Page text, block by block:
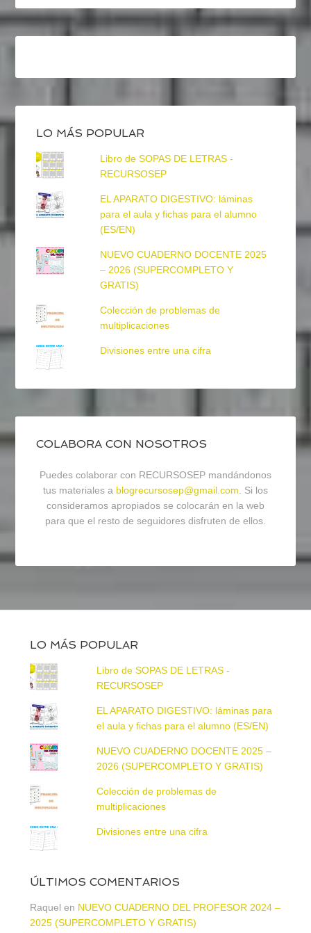
LO MÁS POPULAR
Libro de SOPAS DE LETRAS -
RECURSOSEP
EL APARATO DIGESTIVO: láminas
para el aula y fichas para el alumno
(ES/EN)
NUEVO CUADERNO DOCENTE 2025
– 2026 (SUPERCOMPLETO Y
GRATIS)
Colección de problemas de
multiplicaciones
Divisiones entre una cifra
COLABORA CON NOSOTROS
Puedes colaborar con RECURSOSEP mandándonos
tus materiales a blogrecursosep@gmail.com. Si los
consideramos apropiados se colocarán en la web
para que el resto de seguidores disfruten de ellos.
LO MÁS POPULAR
Libro de SOPAS DE LETRAS -
RECURSOSEP
EL APARATO DIGESTIVO: láminas para
el aula y fichas para el alumno (ES/EN)
NUEVO CUADERNO DOCENTE 2025 –
2026 (SUPERCOMPLETO Y GRATIS)
Colección de problemas de
multiplicaciones
Divisiones entre una cifra
ÚLTIMOS COMENTARIOS
Raquel en NUEVO CUADERNO DEL PROFESOR 2024 –
2025 (SUPERCOMPLETO Y GRATIS)